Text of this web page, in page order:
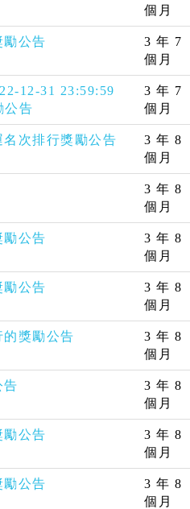
個月
勵公告
3 年 7
個月
12-31 23:59:59
公告
3 年 7
個月
次排行獎勵公告
3 年 8
個月
3 年 8
個月
勵公告
3 年 8
個月
勵公告
3 年 8
個月
獎勵公告
3 年 8
個月
告
3 年 8
個月
勵公告
3 年 8
個月
勵公告
3 年 8
個月